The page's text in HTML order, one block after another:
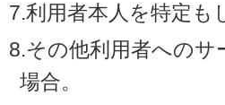
7.利用者本人を特定も
8.その他利用者への
場合。